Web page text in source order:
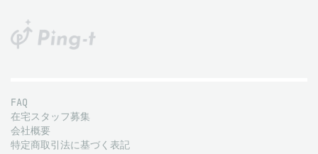
FAQ
在宅スタッフ募集
会社概要
特定商取引法に基づく表記